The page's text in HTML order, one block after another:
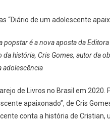
“Diário de um adolescente
é a nova aposta da
história, Cris Gomes, autor da
adolescência
de Livros no Brasil em 2020.
apaixonado”, de Cris
conta a história de Cristian,